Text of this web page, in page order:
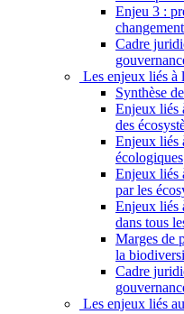
Enjeu 3 :
Cadre
Les enjeux liés à
Synthèse
Enjeux liés
des
Enjeux liés
écologiques
Enjeux liés
par les
Enjeux liés
dans tous
Marges de
la
Cadre
Les enjeux liés